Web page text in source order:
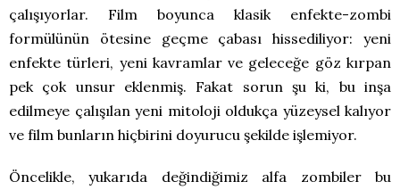
çalışıyorlar. Film boyunca klasik enfekte-zombi
formülünün ötesine geçme çabası hissediliyor: yeni
enfekte türleri, yeni kavramlar ve geleceğe göz kırpan
pek çok unsur eklenmiş. Fakat sorun şu ki, bu inşa
edilmeye çalışılan yeni mitoloji oldukça yüzeysel kalıyor
ve film bunların hiçbirini doyurucu şekilde işlemiyor.
Öncelikle, yukarıda değindiğimiz alfa zombiler bu